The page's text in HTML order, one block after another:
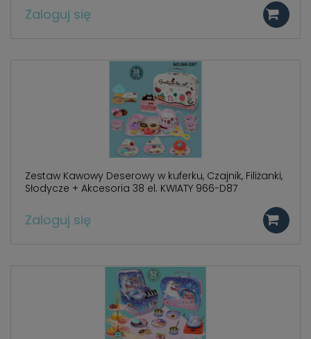
Zaloguj się
Zestaw Kawowy Deserowy w kuferku, Czajnik, Filiżanki,
Słodycze + Akcesoria 38 el. KWIATY 966-D87
Zaloguj się